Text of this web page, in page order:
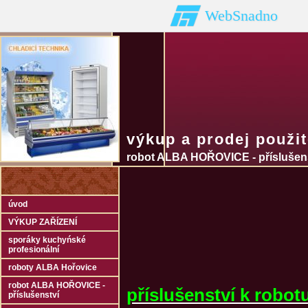
WebSnadno
výkup a prodej
robot ALBA HOŘOVICE -
úvod
VÝKUP ZAŘÍZENÍ
sporáky kuchyńské
profesionální
roboty ALBA Hořovice
robot ALBA HOŘOVICE -
příslušenství
příslušenství k